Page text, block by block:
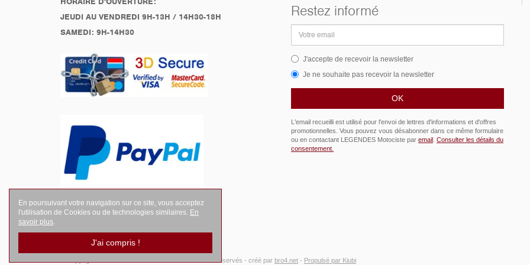
JEUDI AU VENDREDI 9H-13H / 14H30-18H
SAMEDI: 9H-14H30
Restez informé
email
J'accepte de recevoir la newsletter
Je ne souhaite pas recevoir la newsletter
L'email recueilli est utilisé pour l'envoi de lettres d'informations et d'offres
promotionnelles. Vous pouvez vous désabonner dans ce même formulaire
ou en contactant LEGENDES Motociste par email Consulter les détails du
consentement.
- Tous droits réservés - créé par bro4.net - Propulsé par Kiubi
En poursuivant votre navigation sur ce site, vous acceptez
l'utilisation de Cookies ou de technologies similaires. En
savoir plus
J'ai compris !